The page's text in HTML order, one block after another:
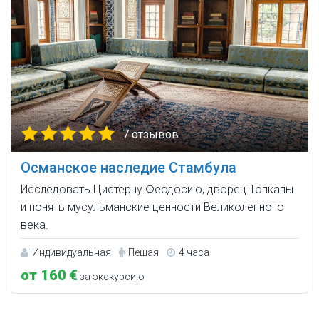
7 отзывов
Османское наследие Стамбула
Исследовать Цистерну Феодосию, дворец Топкапы
и понять мусульманские ценности Великолепного
века.
Индивидуальная Пешая 4 часа
от 160 €за экскурсию